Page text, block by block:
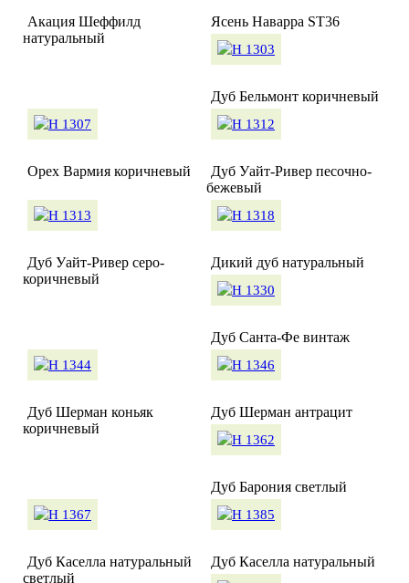
Акация Шеффилд
натуральный
Ясень Наварра ST36
Дуб Бельмонт коричневый
Орех Вармия коричневый
Дуб Уайт-Ривер песочно-
бежевый
Дуб Уайт-Ривер серо-
коричневый
Дикий дуб натуральный
Дуб Санта-Фе винтаж
Дуб Шерман коньяк
коричневый
Дуб Шерман антрацит
Дуб Барония светлый
Дуб Каселла натуральный
светлый
Дуб Каселла натуральный